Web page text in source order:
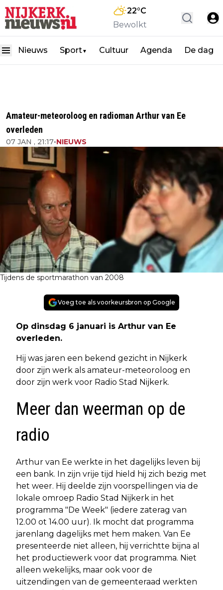
22°C
Bewolkt
Nieuws Sport▼ Cultuur Agenda De dag
Amateur-meteoroloog en radioman Arthur van Ee
overleden
07 JAN , 21:17•NIEUWS
Tijdens de sportmarathon van 2008
Voeg toe als voorkeursbron op Google
Op dinsdag 6 januari is Arthur van Ee
overleden.
Hij was jaren een bekend gezicht in Nijkerk
door zijn werk als amateur-meteoroloog en
door zijn werk voor Radio Stad Nijkerk.
Meer dan weerman op de
radio
Arthur van Ee werkte in het dagelijks leven bij
een bank. In zijn vrije tijd hield hij zich bezig met
het weer. Hij deelde zijn voorspellingen via de
lokale omroep Radio Stad Nijkerk in het
programma "De Week" (iedere zaterag van
12.00 ot 14.00 uur). Ik mocht dat programma
jarenlang dagelijks met hem maken. Van Ee
presenteerde niet alleen, hij verrichtte bijna al
het productiewerk voor dat programma. Niet
alleen wekelijks, maar ook voor de
uitzendingen van de gemeenteraad werkten